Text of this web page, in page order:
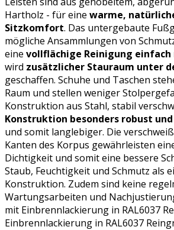
Hartholz - für eine warme,
Sitzkomfort. Das untergebaute
mögliche Ansammlungen von
eine vollflächige Reinigung einfach
wird zusätzlicher Stauraum unter
geschaffen. Schuhe und Taschen
Raum und stellen weniger
Konstruktion aus Stahl, stabil
Konstruktion besonders robust
und somit langlebiger. Die
Kanten des Korpus gewährleisten
Dichtigkeit und somit eine bessere
Staub, Feuchtigkeit und Schmutz als
Konstruktion. Zudem sind keine
Wartungsarbeiten und
mit Einbrennlackierung in RAL6037
Einbrennlackierung in RAL6037